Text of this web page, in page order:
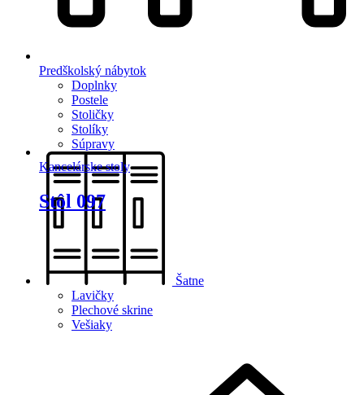
Predškolský nábytok
Doplnky
Postele
Stoličky
Stolíky
Súpravy
Šatne
Lavičky
Plechové skrine
Vešiaky
Kancelárske stoly
Stôl 097